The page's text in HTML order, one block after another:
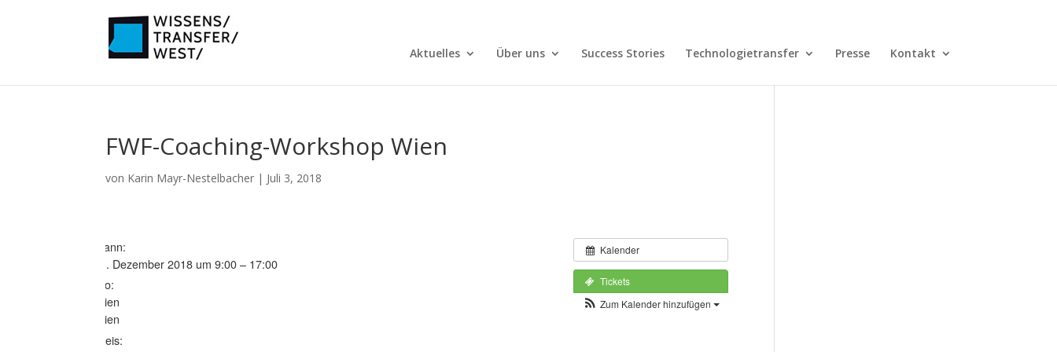
Aktuelles Über uns Success Stories Technologietransfer Presse Kontakt
FWF-Coaching-Workshop Wien
von Karin Mayr-Nestelbacher | Juli 3, 2018
Kalender
Tickets
Zum Kalender hinzufügen
Wann:
13. Dezember 2018 um 9:00 – 17:00
Wo:
Wien
Wien
Preis: